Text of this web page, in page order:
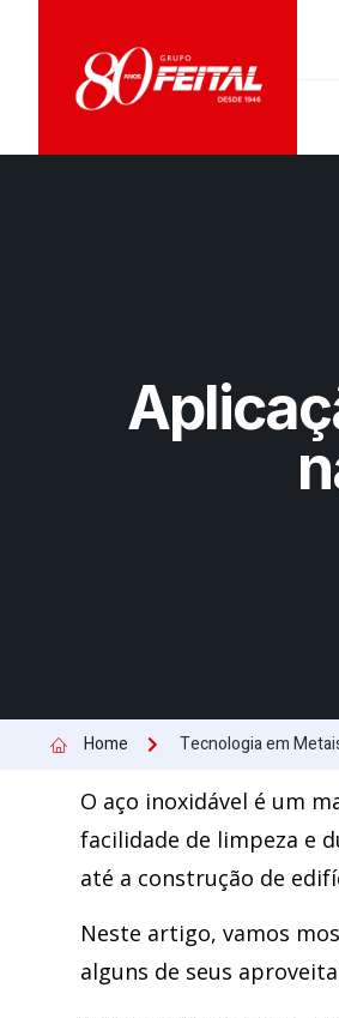
Home Tecnologia em
O aço inoxidável é um
facilidade de limpeza e
até a construção de
Neste artigo, vamos
alguns de seus